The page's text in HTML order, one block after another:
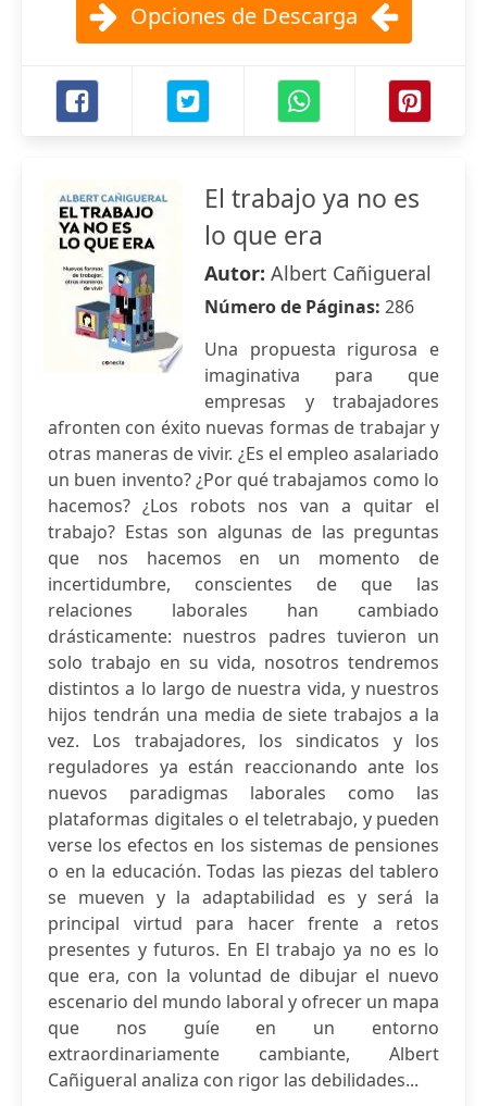
Opciones de Descarga
El trabajo ya no es
lo que era
Autor: Albert Cañigueral
Número de Páginas: 286
Una propuesta rigurosa e
imaginativa para que
empresas y trabajadores
afronten con éxito nuevas formas de trabajar y
otras maneras de vivir. ¿Es el empleo asalariado
un buen invento? ¿Por qué trabajamos como lo
hacemos? ¿Los robots nos van a quitar el
trabajo? Estas son algunas de las preguntas
que nos hacemos en un momento de
incertidumbre, conscientes de que las
relaciones laborales han cambiado
drásticamente: nuestros padres tuvieron un
solo trabajo en su vida, nosotros tendremos
distintos a lo largo de nuestra vida, y nuestros
hijos tendrán una media de siete trabajos a la
vez. Los trabajadores, los sindicatos y los
reguladores ya están reaccionando ante los
nuevos paradigmas laborales como las
plataformas digitales o el teletrabajo, y pueden
verse los efectos en los sistemas de pensiones
o en la educación. Todas las piezas del tablero
se mueven y la adaptabilidad es y será la
principal virtud para hacer frente a retos
presentes y futuros. En El trabajo ya no es lo
que era, con la voluntad de dibujar el nuevo
escenario del mundo laboral y ofrecer un mapa
que nos guíe en un entorno
extraordinariamente cambiante, Albert
Cañigueral analiza con rigor las debilidades...